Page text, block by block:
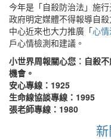
今年是「自殺防治法」施
政府明定媒體不得報導自
中心近來也大力推廣「心
戶心情檢測和建議。
小世界周報關心您︰自殺
機會。
安心專線：1925
生命線協談專線：1995
張老師專線：1980